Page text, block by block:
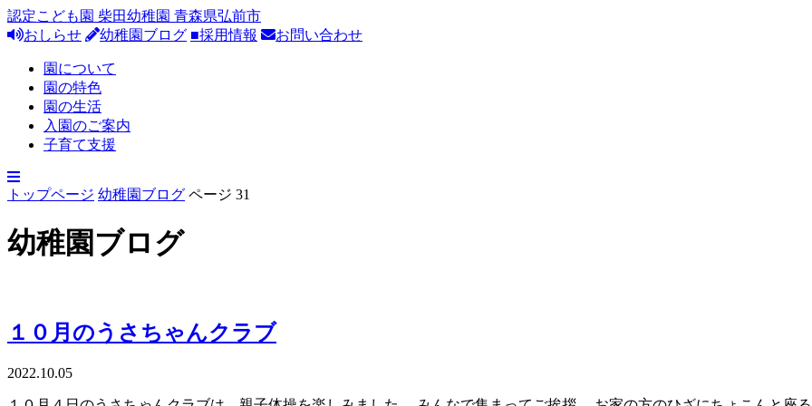
認定こども園 柴田幼稚園 青森県弘前市
おしらせ
幼稚園ブログ ■採用情報 お問い合わせ
園について
園の特色
園の生活
入園のご案内
子育て支援
トップページ 幼稚園ブログ ページ 31
幼稚園ブログ
１０月のうさちゃんクラブ
2022.10.05